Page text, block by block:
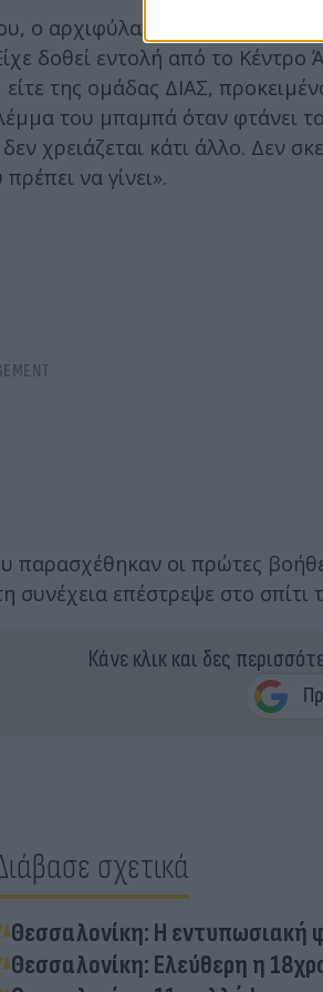
ο αρχιφύλακας της ομάδας Ζ,
δοθεί εντολή από το
είτε της ομάδας ΔΙΑΣ,
του μπαμπά όταν φτάνει
χρειάζεται κάτι άλλο. Δεν
να γίνει».
οι πρώτες
συνέχεια επέστρεψε στο σπίτι
Κάνε κλικ και δες
σχετικά
Θεσσαλονίκη: Η
Θεσσαλονίκη: Ελεύθερη η